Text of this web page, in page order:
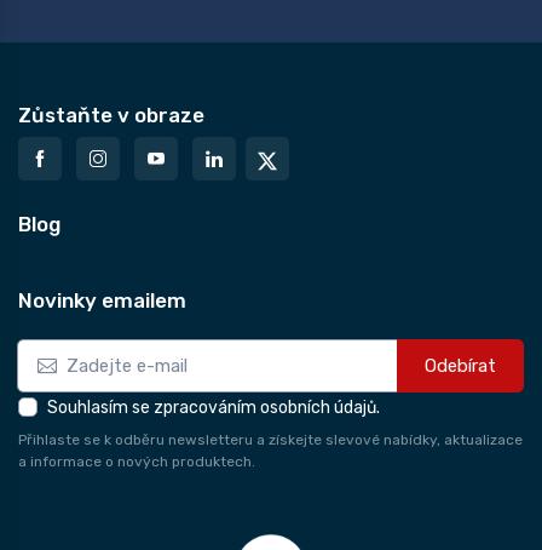
Zůstaňte v obraze
Blog
Novinky emailem
Odebírat
Souhlasím se zpracováním osobních údajů.
Přihlaste se k odběru newsletteru a získejte slevové nabídky, aktualizace
a informace o nových produktech.